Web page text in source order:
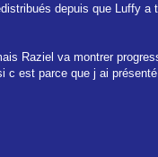
depuis que Luffy a
Raziel va montrer
est parce que j ai